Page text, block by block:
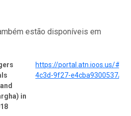
estão disponíveis em
in
https://portal.atn.ioos.us/
4c3d-9f27-e4cba9300537/